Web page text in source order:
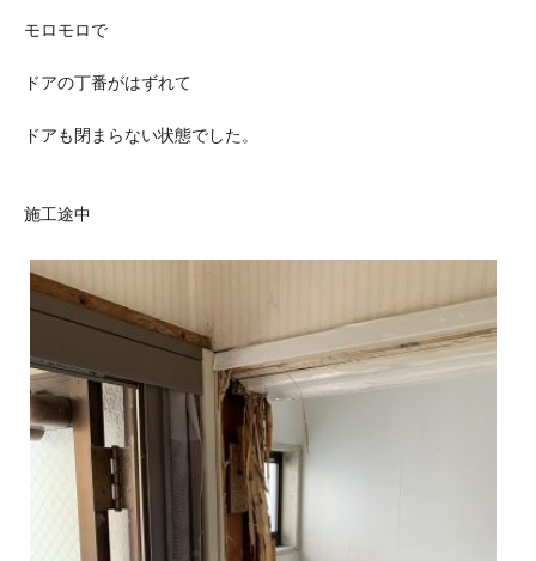
モロモロで
ドアの丁番がはずれて
ドアも閉まらない状態でした。
施工途中